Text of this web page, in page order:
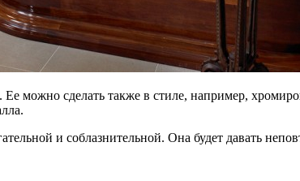
Ее можно сделать также в стиле, например,
и соблазнительной. Она будет давать